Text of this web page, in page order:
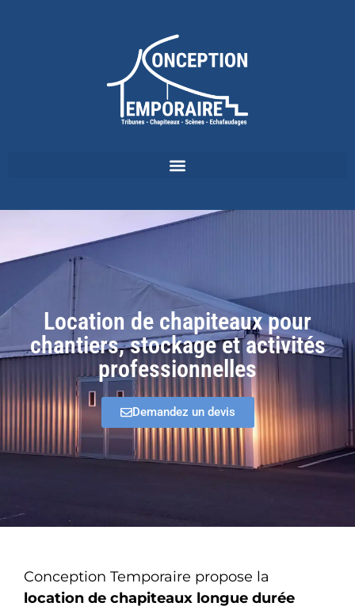
Location de chapiteaux pour
chantiers, stockage et activités
professionnelles
Demandez un devis
Conception Temporaire propose la
location de chapiteaux longue durée